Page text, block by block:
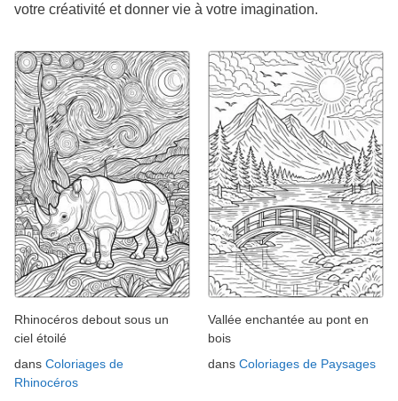
votre créativité et donner vie à votre imagination.
Rhinocéros debout sous un
ciel étoilé
dans Coloriages de
Rhinocéros
Vallée enchantée au pont en
bois
dans Coloriages de Paysages